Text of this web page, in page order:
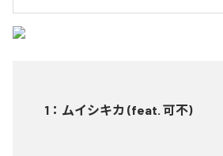
1 ： ムイシキカ (feat. 可不)